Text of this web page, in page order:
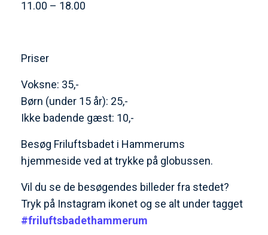
11.00 – 18.00
Priser
Voksne: 35,-
Børn (under 15 år): 25,-
Ikke badende gæst: 10,-
Besøg Friluftsbadet i Hammerums
hjemmeside ved at trykke på globussen.
Vil du se de besøgendes billeder fra stedet?
Tryk på Instagram ikonet og se alt under tagget
#friluftsbadethammerum